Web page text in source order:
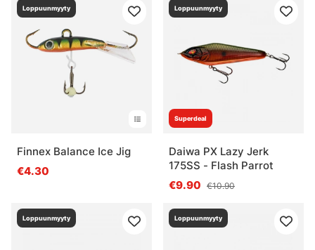
Loppuunmyyty
Finnex Balance Ice Jig
€4.30
Superdeal
Loppuunmyyty
Daiwa PX Lazy Jerk
175SS - Flash Parrot
€9.90 €10.90
Loppuunmyyty Loppuunmyyty